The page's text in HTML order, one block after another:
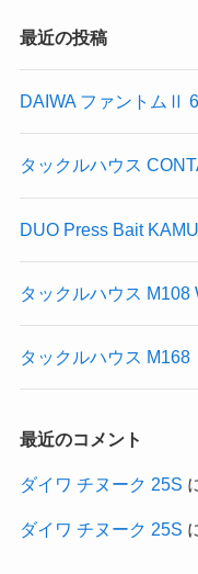
最近の投稿
DAIWA ファントムⅡ
タックルハウス
DUO Press Bait
タックルハウス M108
タックルハウス M168
最近のコメント
ダイワ チヌーク 25S
ダイワ チヌーク 25S